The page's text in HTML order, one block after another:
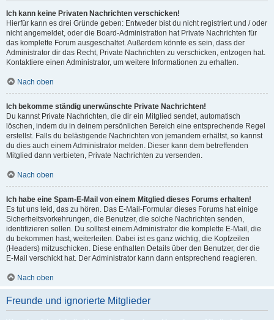
Ich kann keine Privaten Nachrichten verschicken!
Hierfür kann es drei Gründe geben: Entweder bist du nicht registriert und / oder
nicht angemeldet, oder die Board-Administration hat Private Nachrichten für
das komplette Forum ausgeschaltet. Außerdem könnte es sein, dass der
Administrator dir das Recht, Private Nachrichten zu verschicken, entzogen hat.
Kontaktiere einen Administrator, um weitere Informationen zu erhalten.
Nach oben
Ich bekomme ständig unerwünschte Private Nachrichten!
Du kannst Private Nachrichten, die dir ein Mitglied sendet, automatisch
löschen, indem du in deinem persönlichen Bereich eine entsprechende Regel
erstellst. Falls du belästigende Nachrichten von jemandem erhältst, so kannst
du dies auch einem Administrator melden. Dieser kann dem betreffenden
Mitglied dann verbieten, Private Nachrichten zu versenden.
Nach oben
Ich habe eine Spam-E-Mail von einem Mitglied dieses Forums erhalten!
Es tut uns leid, das zu hören. Das E-Mail-Formular dieses Forums hat einige
Sicherheitsvorkehrungen, die Benutzer, die solche Nachrichten senden,
identifizieren sollen. Du solltest einem Administrator die komplette E-Mail, die
du bekommen hast, weiterleiten. Dabei ist es ganz wichtig, die Kopfzeilen
(Headers) mitzuschicken. Diese enthalten Details über den Benutzer, der die
E-Mail verschickt hat. Der Administrator kann dann entsprechend reagieren.
Nach oben
Freunde und ignorierte Mitglieder